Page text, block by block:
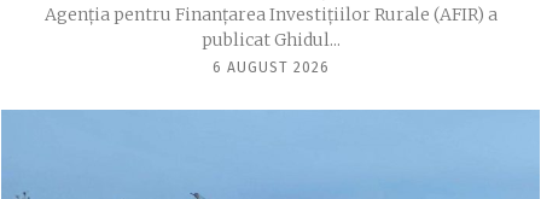
Agenția pentru Finanțarea Investițiilor Rurale (AFIR) a
publicat Ghidul...
6 AUGUST 2026